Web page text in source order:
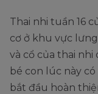
Thai nhi tuần 16
cơ ở khu vực
và cổ của thai
bé con lúc này
bắt đầu hoàn